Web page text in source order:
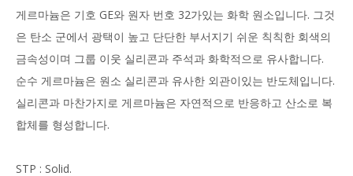
게르마늄은 기호 GE와 원자 번호 32가있는 화학 원소입니다. 그것
은 탄소 군에서 광택이 높고 단단한 부서지기 쉬운 칙칙한 회색의
금속성이며 그룹 이웃 실리콘과 주석과 화학적으로 유사합니다.
순수 게르마늄은 원소 실리콘과 유사한 외관이있는 반도체입니다.
실리콘과 마찬가지로 게르마늄은 자연적으로 반응하고 산소로 복
합체를 형성합니다.
STP : Solid.